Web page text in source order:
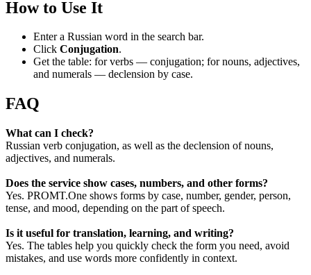
How to Use It
Enter a Russian word in the search bar.
Click Conjugation.
Get the table: for verbs — conjugation; for nouns, adjectives,
and numerals — declension by case.
FAQ
What can I check?
Russian verb conjugation, as well as the declension of nouns,
adjectives, and numerals.
Does the service show cases, numbers, and other forms?
Yes. PROMT.One shows forms by case, number, gender, person,
tense, and mood, depending on the part of speech.
Is it useful for translation, learning, and writing?
Yes. The tables help you quickly check the form you need, avoid
mistakes, and use words more confidently in context.